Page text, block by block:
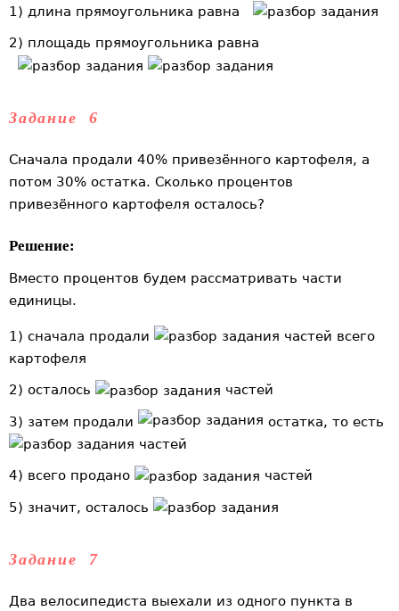
1) длина прямоугольника равна
2) площадь прямоугольника равна
Задание 6
Сначала продали 40% привезённого картофеля, а
потом 30% остатка. Сколько процентов
привезённого картофеля осталось?
Решение:
Вместо процентов будем рассматривать части
единицы.
1) сначала продали
частей всего
картофеля
2) осталось
частей
3) затем продали
остатка, то есть
частей
4) всего продано
частей
5) значит, осталось
Задание 7
Два велосипедиста выехали из одного пункта в